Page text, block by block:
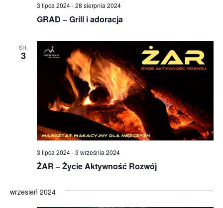
GRAD – Grill i adoracja
3 lipca 2024-28 sierpnia 2024
ŚR.
3
ŻAR – Życie Aktywność Rozwój
3 lipca 2024-3 września 2024
wrzesień 2024